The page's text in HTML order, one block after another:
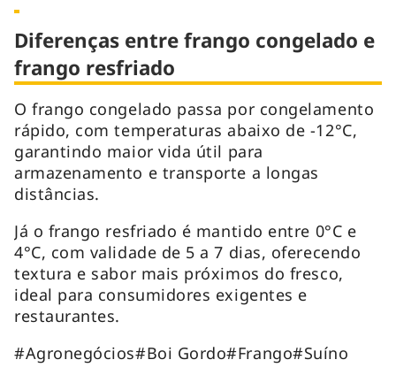
Diferenças entre frango congelado e
frango resfriado
O frango congelado passa por congelamento
rápido, com temperaturas abaixo de -12°C,
garantindo maior vida útil para
armazenamento e transporte a longas
distâncias.
Já o frango resfriado é mantido entre 0°C e
4°C, com validade de 5 a 7 dias, oferecendo
textura e sabor mais próximos do fresco,
ideal para consumidores exigentes e
restaurantes.
#Agronegócios#Boi Gordo#Frango#Suíno